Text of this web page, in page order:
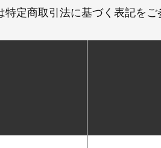
特定商取引法に基づく表記をご